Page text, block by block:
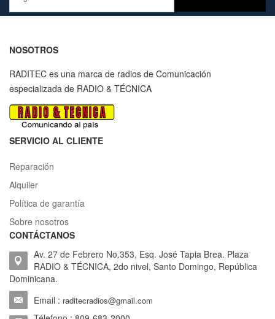
NOSOTROS
RADITEC es una marca de radios de Comunicación
especializada de RADIO & TÉCNICA
SERVICIO AL CLIENTE
Reparación
Alquiler
Política de garantía
Sobre nosotros
CONTÁCTANOS
Av. 27 de Febrero No.353, Esq. José Tapia Brea. Plaza
RADIO & TÉCNICA, 2do nivel, Santo Domingo, República
Dominicana.
Email : raditecradios@gmail.com